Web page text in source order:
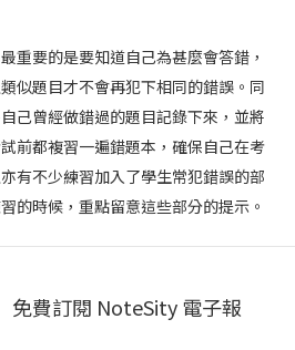
重要的是要知道自己為甚麼會答錯，
似題目才不會再犯下相同的錯誤。同
己曾經做錯過的題目記錄下來，並將
前都複習一遍錯題本，確保自己在考
有不少練習加入了學生常犯錯誤的部
的時候，重點留意這些部分的提示。
免費訂閱 NoteSity 電子報